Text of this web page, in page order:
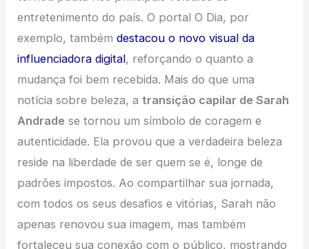
entretenimento do país. O portal O Dia, por
exemplo, tambémdestacou o novo visual da
influenciadora digital, reforçando o quanto a
mudança foi bem recebida. Mais do que uma
notícia sobre beleza, atransição capilar de Sarah
Andrade se tornou um símbolo de coragem e
autenticidade. Ela provou que a verdadeira beleza
reside na liberdade de ser quem se é, longe de
padrões impostos. Ao compartilhar sua jornada,
com todos os seus desafios e vitórias, Sarah não
apenas renovou sua imagem, mas também
fortaleceu sua conexão com o público, mostrando